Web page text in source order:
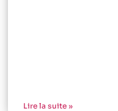
Lire la suite »